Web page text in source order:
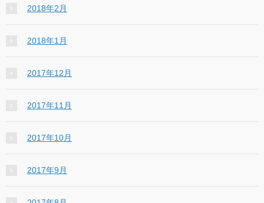
2018年2月
2018年1月
2017年12月
2017年11月
2017年10月
2017年9月